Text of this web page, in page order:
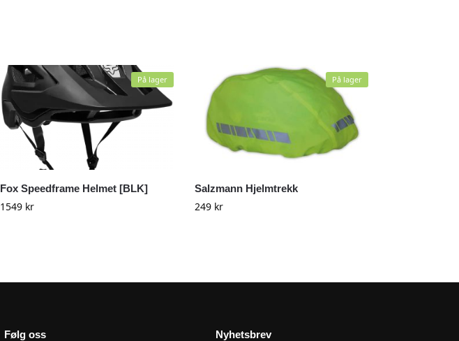
Fox Speedframe Helmet [BLK]
1549 kr
På lager
Salzmann Hjelmtrekk
249 kr
På lager
Følg oss Nyhetsbrev